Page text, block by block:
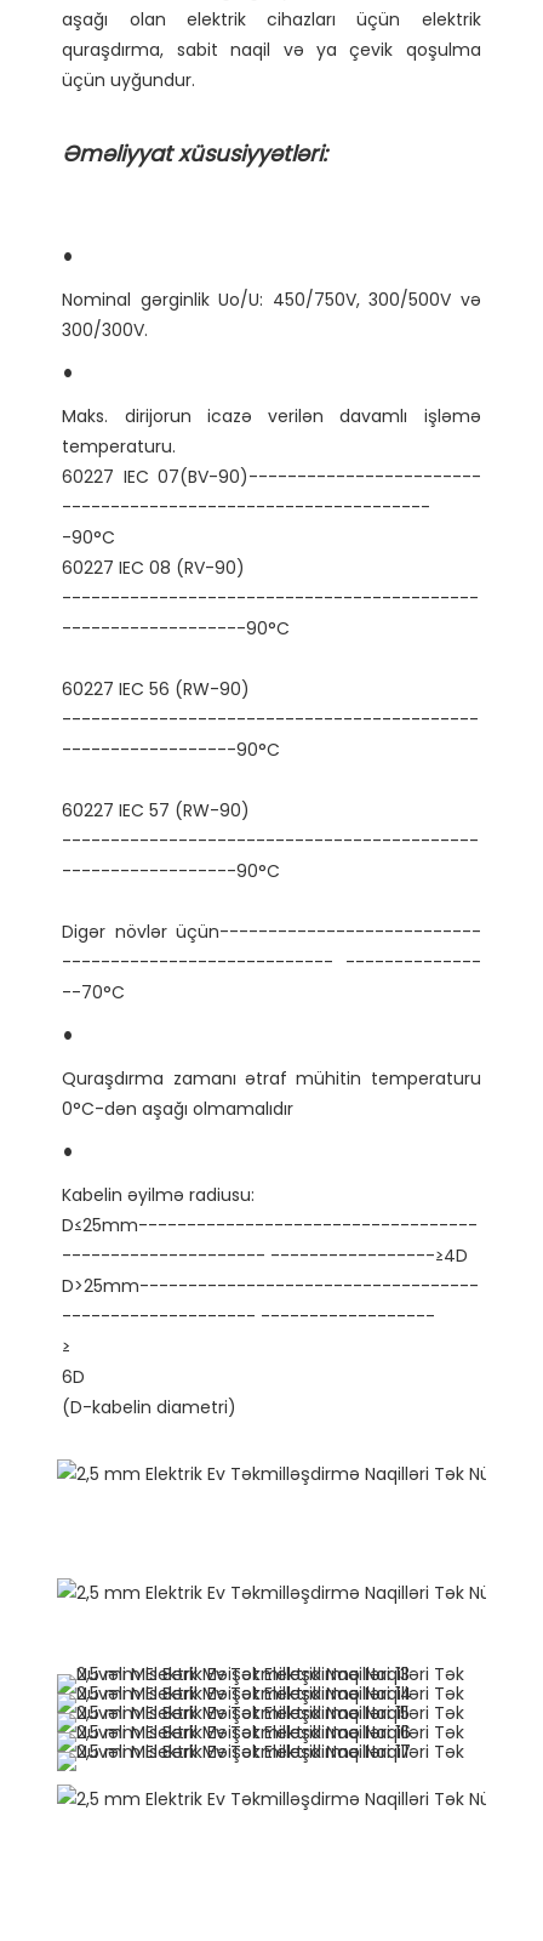
aşağı olan elektrik cihazları üçün elektrik
quraşdırma, sabit naqil və ya çevik qoşulma
Əməliyyat xüsusiyyətləri:
Nominal gərginlik Uo/U: 450/750V, 300/500V və
Maks. dirijorun icazə verilən davamlı işləmə
temperaturu.
60227 IEC 07(BV-90)------------------------
--------------------------------------
-90°C
-------------------------------------------
-------------------------------------------
-------------------------------------------
Digər növlər üçün---------------------------
---------------------------- --------------
Quraşdırma zamanı ətraf mühitin temperaturu
Kabelin əyilmə radiusu:
D≤25mm-----------------------------------
--------------------- -----------------≥4D
D>25mm-----------------------------------
6D